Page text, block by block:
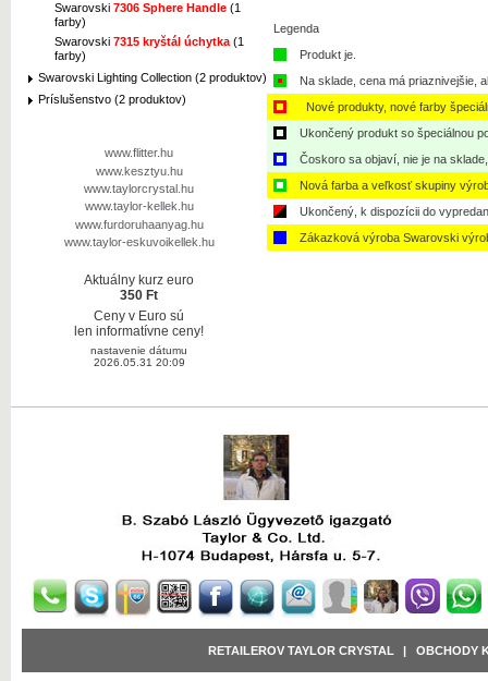
Swarovski 7306 Sphere Handle (1
farby)
Swarovski 7315 kryštál úchytka (1
farby)
Swarovski Lighting Collection (2 produktov)
Príslušenstvo (2 produktov)
www.flitter.hu
www.kesztyu.hu
www.taylorcrystal.hu
www.taylor-kellek.hu
www.furdoruhaanyag.hu
www.taylor-eskuvoikellek.hu
Aktuálny kurz euro
350 Ft
Ceny v Euro sú
len informatívne ceny!
nastavenie dátumu
2026.05.31 20:09
Legenda
Produkt je.
Na sklade, cena má priaznivejšie,
Nové produkty, nové farby
Ukončený produkt so špeciálnou
Čoskoro sa objaví, nie je na
Nová farba a veľkosť skupiny
Ukončený, k dispozícii do
Zákazková výroba Swarovski
RETAILEROV TAYLOR CRYSTAL OBCHODY